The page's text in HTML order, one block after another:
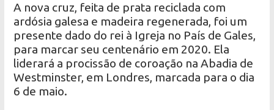
A nova cruz, feita de prata reciclada com
ardósia galesa e madeira regenerada, foi um
presente dado do rei à Igreja no País de Gales,
para marcar seu centenário em 2020. Ela
liderará a procissão de coroação na Abadia de
Westminster, em Londres, marcada para o dia
6 de maio.